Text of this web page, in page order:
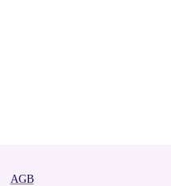
AGB